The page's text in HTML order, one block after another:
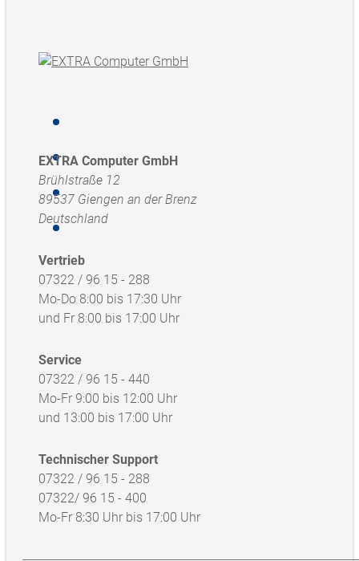
EXTRA Computer GmbH
Brühlstraße 12
89537 Giengen an der Brenz
Deutschland
Vertrieb
07322 / 96 15 - 288
Mo-Do 8:00 bis 17:30 Uhr
und Fr 8:00 bis 17:00 Uhr
Service
07322 / 96 15 - 440
Mo-Fr 9:00 bis 12:00 Uhr
und 13:00 bis 17:00 Uhr
Technischer Support
07322 / 96 15 - 288
07322/ 96 15 - 400
Mo-Fr 8:30 Uhr bis 17:00 Uhr